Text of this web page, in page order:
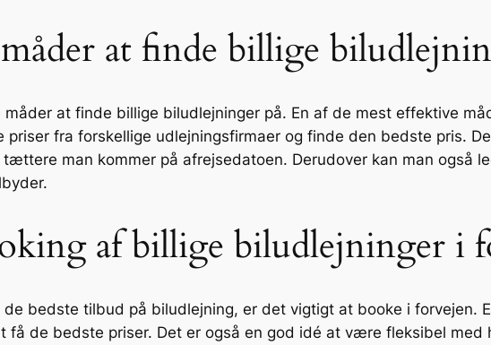
at finde billige
måder at finde billige biludlejninger på. En af de mest effektive
priser fra forskellige udlejningsfirmaer og finde den bedste pris.
man kommer på afrejsedatoen. Derudover kan man også
af billige biludlejninger i
bedste tilbud på biludlejning, er det vigtigt at booke i forvejen.
få de bedste priser. Det er også en god idé at være fleksibel